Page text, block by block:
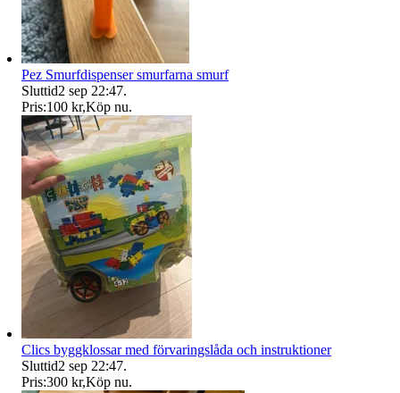
Pez Smurfdispenser smurfarna smurf
Sluttid2 sep 22:47.
Pris:100 kr,Köp nu.
Clics byggklossar med förvaringslåda och instruktioner
Sluttid2 sep 22:47.
Pris:300 kr,Köp nu.